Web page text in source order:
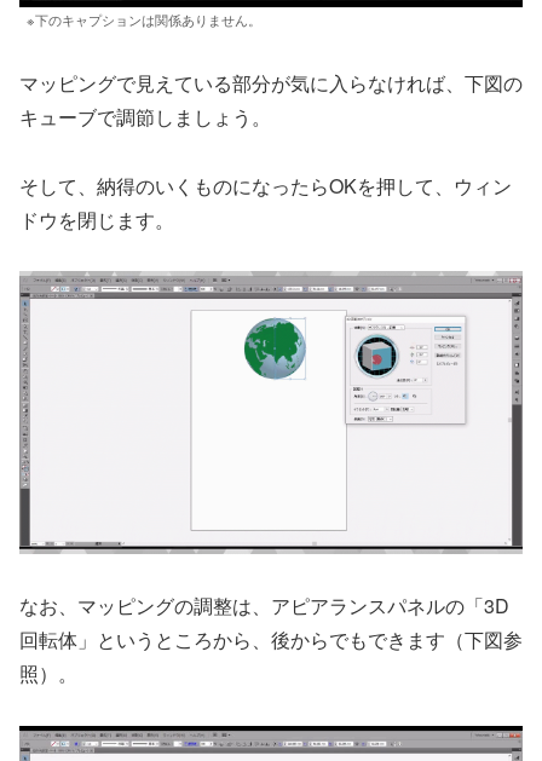
※下のキャプションは関係ありません。
マッピングで見えている部分が気に入らなければ、下図の
キューブで調節しましょう。
そして、納得のいくものになったらOKを押して、ウィン
ドウを閉じます。
なお、マッピングの調整は、アピアランスパネルの「3D
回転体」というところから、後からでもできます（下図参
照）。